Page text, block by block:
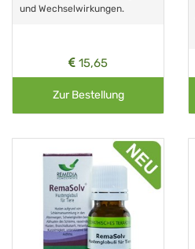
und Wechselwirkungen.
15,65
Zur Bestellung